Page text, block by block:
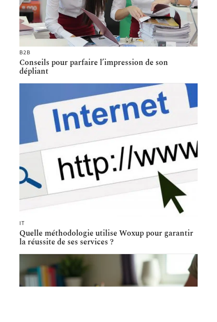
B2B
Conseils pour parfaire l’impression de son
dépliant
IT
Quelle méthodologie utilise Woxup pour garantir
la réussite de ses services ?